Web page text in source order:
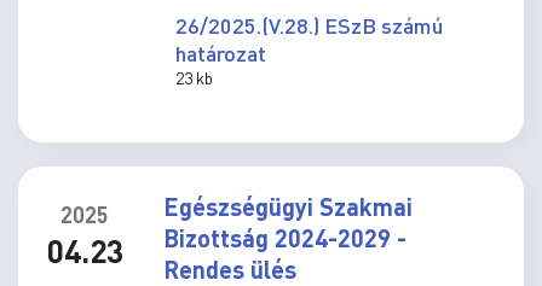
26/2025.(V.28.) ESzB számú
határozat
23 kb
2025
04.23
Egészségügyi Szakmai
Bizottság 2024-2029 -
Rendes ülés